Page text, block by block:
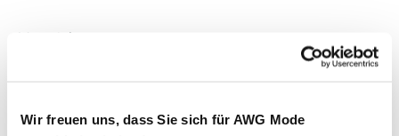
Wir freuen uns, dass Sie sich für AWG Mode
Material
Pflegehinweise